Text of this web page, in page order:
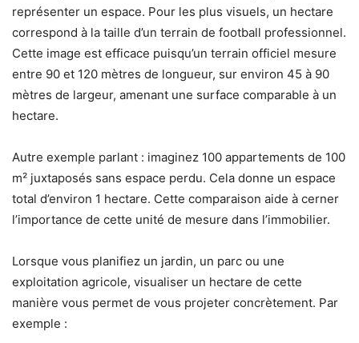
représenter un espace. Pour les plus visuels, un hectare
correspond à la taille d’un terrain de football professionnel.
Cette image est efficace puisqu’un terrain officiel mesure
entre 90 et 120 mètres de longueur, sur environ 45 à 90
mètres de largeur, amenant une surface comparable à un
hectare.
Autre exemple parlant : imaginez 100 appartements de 100
m² juxtaposés sans espace perdu. Cela donne un espace
total d’environ 1 hectare. Cette comparaison aide à cerner
l’importance de cette unité de mesure dans l’immobilier.
Lorsque vous planifiez un jardin, un parc ou une
exploitation agricole, visualiser un hectare de cette
manière vous permet de vous projeter concrètement. Par
exemple :